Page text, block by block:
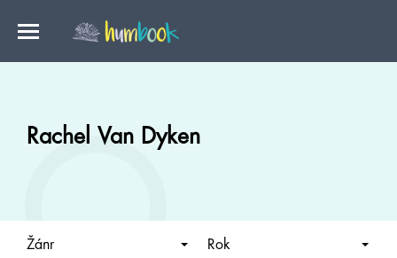
Rachel Van Dyken
Žánr Rok